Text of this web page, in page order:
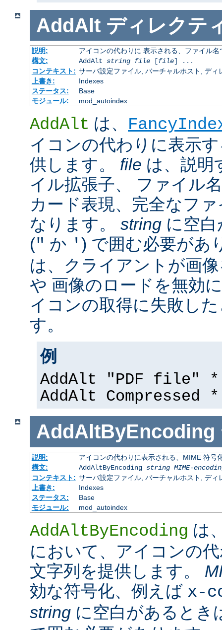
AddAlt ディレクテ
説明:
アイコンの代わりに 表示される、ファイル
構文:
AddAlt string file[file] ...
コンテキスト: サーバ設定ファイル, バーチャルホスト, ディ
上書き:
Indexes
ステータス:
Base
モジュール:
mod_autoindex
AddAlt は、
イコンの代わりに表示
供します。 file は、説明
イル拡張子、 ファイル
カード表現、完全なフ
なります。 string に空
(" か ' ) で囲む必要があ
は、クライアントが画
や 画像のロードを無効
イコンの取得に失敗し
す。
例
AddAlt "PDF file"
AddAlt
AddAltByEncoding
説明:
アイコンの代わりに表示される、MIME 符号
構文:
AddAltByEncoding string MIME-
コンテキスト: サーバ設定ファイル, バーチャルホスト, ディ
上書き:
Indexes
ステータス:
Base
モジュール:
mod_autoindex
AddAltByEncoding は
において、アイコンの
文字列を提供します。
効な符号化、例えば x-
string に空白があるとき